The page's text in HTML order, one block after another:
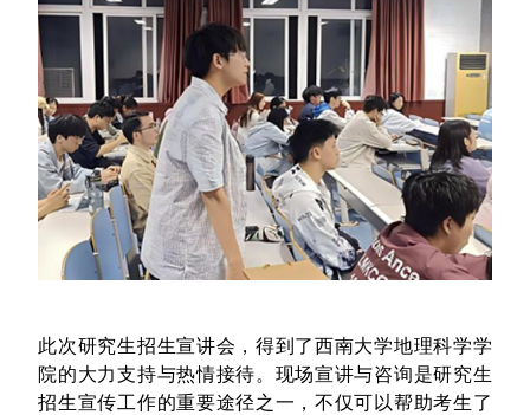
此次研究生招生宣讲会，得到了西南大学地理科学学
院的大力支持与热情接待。现场宣讲与咨询是研究生
招生宣传工作的重要途径之一，不仅可以帮助考生了